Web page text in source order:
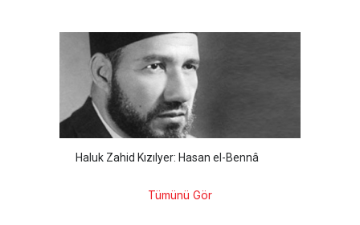
Haluk Zahid Kızılyer: Hasan el-Bennâ
Tümünü Gör